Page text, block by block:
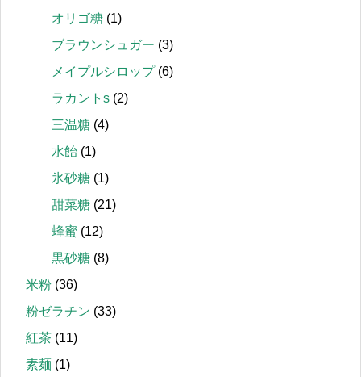
オリゴ糖 (1)
ブラウンシュガー (3)
メイプルシロップ(6)
ラカントs (2)
三温糖 (4)
水飴 (1)
氷砂糖 (1)
甜菜糖 (21)
蜂蜜 (12)
黒砂糖 (8)
米粉 (36)
粉ゼラチン (33)
紅茶 (11)
素麺 (1)